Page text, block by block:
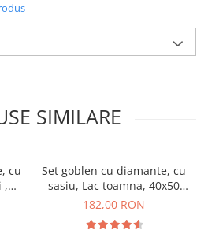
SIMILARE
cu
,
Set goblen cu diamante, cu
sasiu, Lac toamna, 40x50
cm
182,00 RON